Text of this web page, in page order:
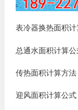
表冷器换热面积
总通水面积计算
传热面积计算方法
迎风面积计算公